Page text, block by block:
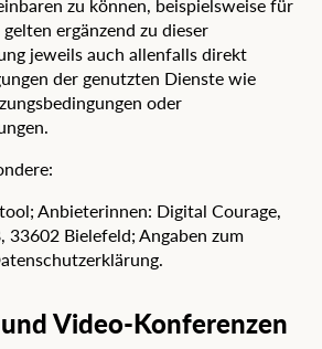
ergänzend zu dieser
jeweils auch allenfalls direkt
der genutzten Dienste wie
oder
Anbieterinnen: Digital Courage,
33602 Bielefeld; Angaben zum
.
Video-Konferenzen